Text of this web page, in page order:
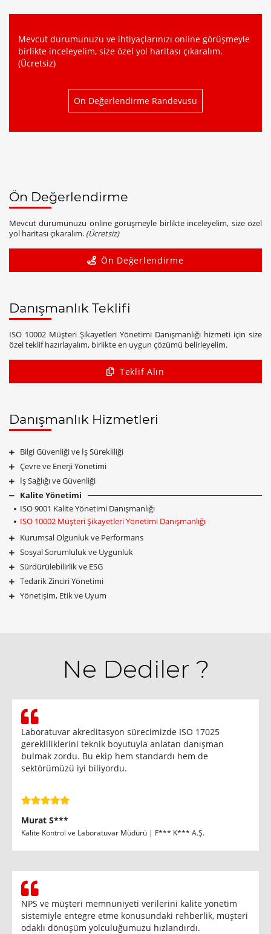
Mevcut durumunuzu ve ihtiyaçlarınızı online görüşmeyle
birlikte inceleyelim, size özel yol haritası çıkaralım.
(Ücretsiz)
Ön Değerlendirme Randevusu
Ön Değerlendirme
Mevcut durumunuzu online görüşmeyle birlikte inceleyelim, size özel
yol haritası çıkaralım. (Ücretsiz)
Ön Değerlendirme
Danışmanlık Teklifi
ISO 10002 Müşteri Şikayetleri Yönetimi Danışmanlığı hizmeti için size
özel teklif hazırlayalım, birlikte en uygun çözümü belirleyelim.
Teklif Alın
Danışmanlık Hizmetleri
Bilgi Güvenliği ve İş Sürekliliği
Çevre ve Enerji Yönetimi
İş Sağlığı ve Güvenliği
Kalite Yönetimi
ISO 9001 Kalite Yönetimi Danışmanlığı
ISO 10002 Müşteri Şikayetleri Yönetimi Danışmanlığı
Kurumsal Olgunluk ve Performans
Sosyal Sorumluluk ve Uygunluk
Sürdürülebilirlik ve ESG
Tedarik Zinciri Yönetimi
Yönetişim, Etik ve Uyum
Ne Dediler ?
Laboratuvar akreditasyon sürecimizde ISO 17025
gerekliliklerini teknik boyutuyla anlatan danışman
bulmak zordu. Bu ekip hem standardı hem de
sektörümüzü iyi biliyordu.
Murat S***
Kalite Kontrol ve Laboratuvar Müdürü | F*** K*** A.Ş.
NPS ve müşteri memnuniyeti verilerini kalite yönetim
sistemiyle entegre etme konusundaki rehberlik, müşteri
odaklı dönüşüm yolculuğumuzu hızlandırdı.